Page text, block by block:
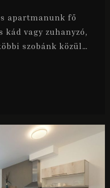
apartmanunk fő
kád vagy zuhanyzó,
szobánk közül.